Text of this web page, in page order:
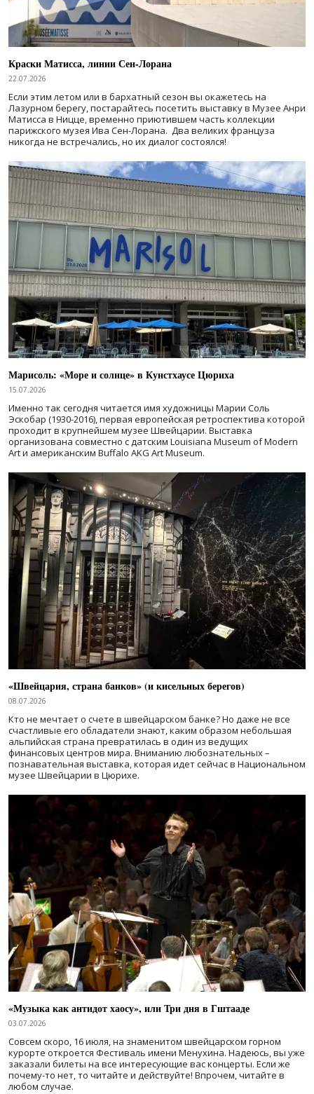
Краски Матисса, линии Сен-Лорана
22.07.2026
Если этим летом или в бархатный сезон вы окажетесь на
Лазурном берегу, постарайтесь посетить выставку в Музее Анри
Матисса в Ницце, временно приютившем часть коллекции
парижского музея Ива Сен-Лорана. Два великих француза
никогда не встречались, но их диалог состоялся!
Марисоль: «Море и солнце» в Кунстхаусе Цюриха
15.07.2026
Именно так сегодня читается имя художницы Марии Соль
Эскобар (1930-2016), первая европейская ретроспектива которой
проходит в крупнейшем музее Швейцарии. Выставка
организована совместно с датским Louisiana Museum of Modern
Art и американским Buffalo AKG Art Museum.
«Швейцария, страна банков» (и кисельных берегов)
08.07.2026
Кто не мечтает о счете в швейцарском банке? Но даже не все
счастливые его обладатели знают, каким образом небольшая
альпийская страна превратилась в один из ведущих
финансовых центров мира. Вниманию любознательных –
познавательная выставка, которая идет сейчас в Национальном
музее Швейцарии в Цюрихе.
«Музыка как антидот хаосу», или Три дня в Гштааде
03.07.2026
Совсем скоро, 16 июля, на знаменитом швейцарском горном
курорте откроется Фестиваль имени Менухина. Надеюсь, вы уже
заказали билеты на все интересующие вас концерты. Если же
почему-то нет, то читайте и действуйте! Впрочем, читайте в
любом случае.